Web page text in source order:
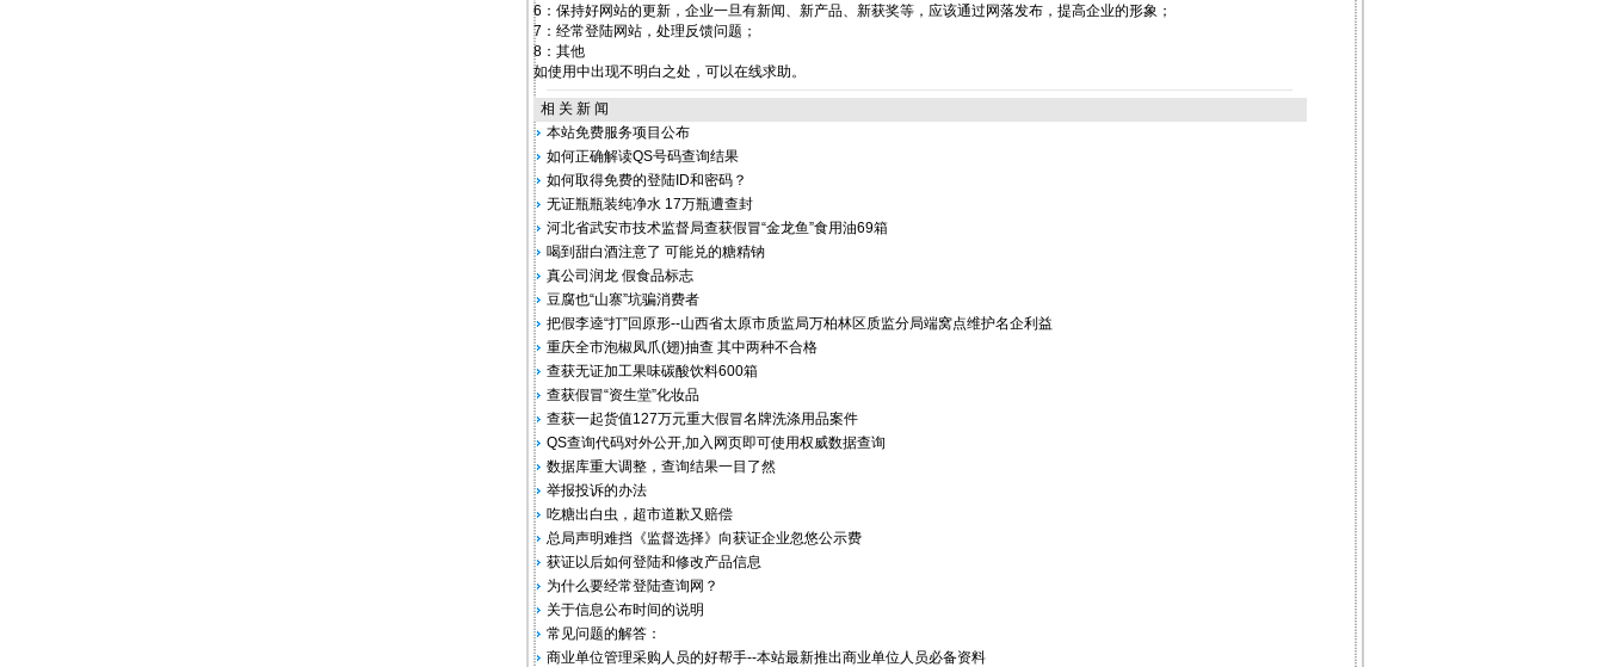
6：保持好网站的更新，企业一旦有新闻、新产品、新获奖等，应该通过网落发布，提高企业的形象；
7：经常登陆网站，处理反馈问题；
8：其他
如使用中出现不明白之处，可以在线求助。
相 关 新 闻
本站免费服务项目公布
如何正确解读QS号码查询结果
如何取得免费的登陆ID和密码？
无证瓶瓶装纯净水 17万瓶遭查封
河北省武安市技术监督局查获假冒“金龙鱼”食用油69箱
喝到甜白酒注意了 可能兑的糖精钠
真公司润龙 假食品标志
豆腐也“山寨”坑骗消费者
把假李逵“打”回原形--山西省太原市质监局万柏林区质监分局端窝点维护名企利益
重庆全市泡椒凤爪(翅)抽查 其中两种不合格
查获无证加工果味碳酸饮料600箱
查获假冒“资生堂”化妆品
查获一起货值127万元重大假冒名牌洗涤用品案件
QS查询代码对外公开,加入网页即可使用权威数据查询
数据库重大调整，查询结果一目了然
举报投诉的办法
吃糖出白虫，超市道歉又赔偿
总局声明难挡《监督选择》向获证企业忽悠公示费
获证以后如何登陆和修改产品信息
为什么要经常登陆查询网？
关于信息公布时间的说明
常见问题的解答：
商业单位管理采购人员的好帮手--本站最新推出商业单位人员必备资料